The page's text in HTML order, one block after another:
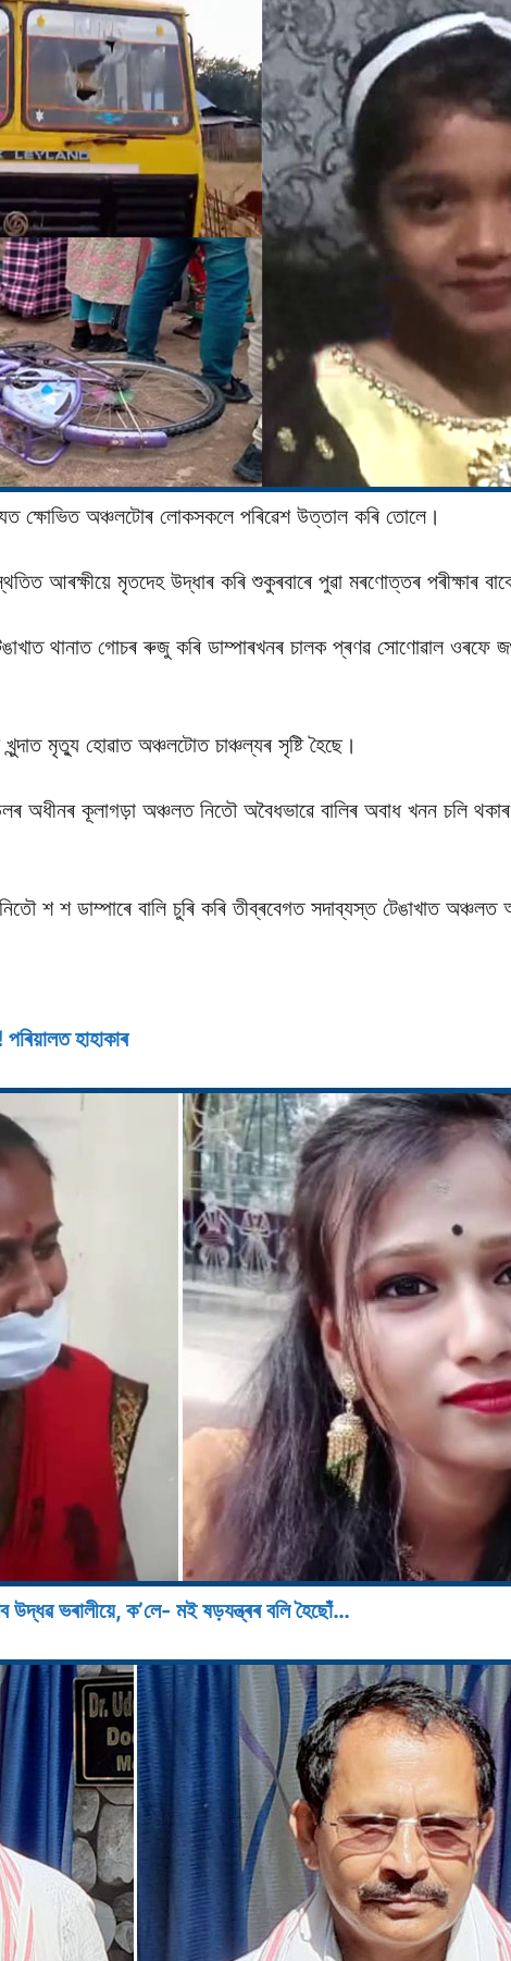
ক্ষােভিত অঞ্চলটোৰ লোকসকলে পৰিৱেশ উত্তাল কৰি তোলে।
আৰক্ষীয়ে মৃতদেহ উদ্ধাৰ কৰি শুকুৰবাৰে পুৱা মৰণোত্তৰ পৰীক্ষাৰ
থানাত গোচৰ ৰুজু কৰি ডাম্পাৰখনৰ চালক প্ৰণৱ সোণোৱাল ওৰফে
মৃত্যু হোৱাত অঞ্চলটোত চাঞ্চল্যৰ সৃষ্টি হৈছে।
অধীনৰ কূলাগড়া অঞ্চলত নিতৌ অবৈধভাৱে বালিৰ অবাধ খনন চলি
শ শ ডাম্পাৰে বালি চুৰি কৰি তীব্ৰবেগত সদাব্যস্ত টেঙাখাত
হাহাকাৰ
উদ্ধৱ ভৰালীয়ে, ক’লে- মই ষড়যন্ত্ৰৰ বলি হৈছোঁ…